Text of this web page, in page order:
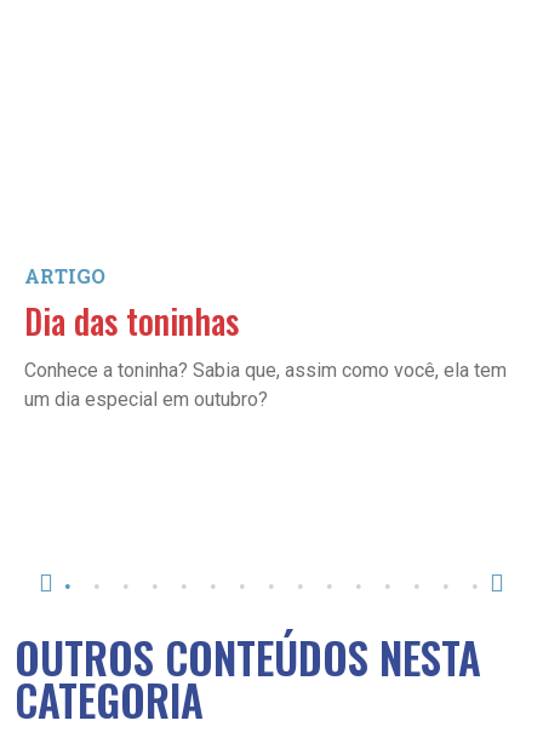
ARTIGO
Dia das toninhas
Conhece a toninha? Sabia que, assim como você, ela tem
um dia especial em outubro?
OUTROS CONTEÚDOS NESTA
CATEGORIA